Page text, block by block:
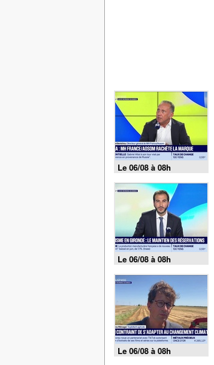
Le 06/08 à 08h
Le 06/08 à 08h
Le 06/08 à 08h